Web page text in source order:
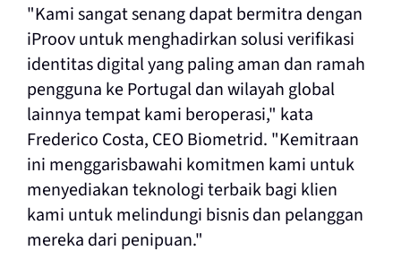
"Kami sangat senang dapat bermitra dengan
iProov untuk menghadirkan solusi verifikasi
identitas digital yang paling aman dan ramah
pengguna ke Portugal danwilayah global
lainnya tempat kami beroperasi," kata
Frederico Costa, CEO Biometrid. "Kemitraan
ini menggarisbawahi komitmen kami untuk
menyediakan teknologi terbaik bagi klien
kami untuk melindungi bisnis dan pelanggan
mereka dari penipuan."